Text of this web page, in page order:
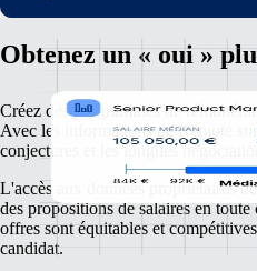
Obtenez un « oui »
Créez des programmes de
Avec les informations de Remote
conjectures et les longues
L'accès aux données propriétaires
des propositions de salaires en
offres sont équitables et
candidat.